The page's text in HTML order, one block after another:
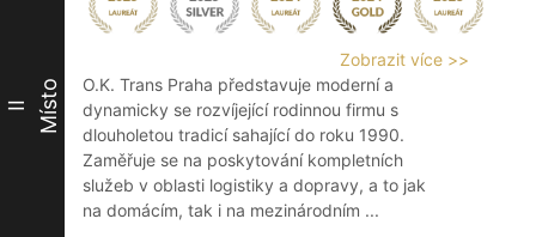
II Místo
Zobrazit více >>
O.K. Trans Praha představuje moderní a
dynamicky se rozvíjející rodinnou firmu s
dlouholetou tradicí sahající do roku 1990.
Zaměřuje se na poskytování kompletních
služeb v oblasti logistiky a dopravy, a to jak
na domácím, tak i na mezinárodním ...